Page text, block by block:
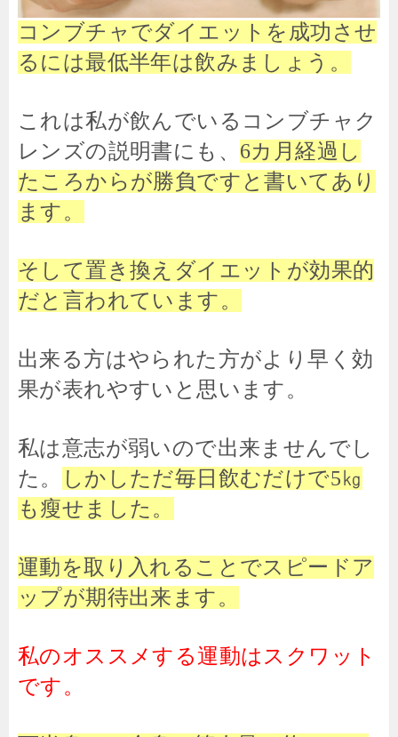
コンブチャでダイエットを成功させ
るには最低半年は飲みましょう。
これは私が飲んでいるコンブチャク
レンズの説明書にも、 6カ月経過し
たころからが勝負ですと書いてあり
ます。
そして置き換えダイエットが効果的
だと言われています。
出来る方はやられた方がより早く効
果が表れやすいと思います。
私は意志が弱いので出来ませんでし
た。
しかしただ毎日飲むだけで5㎏
も瘦せました。
運動を取り入れることでスピードア
ップが期待出来ます。
私のオススメする運動はスクワット
です。